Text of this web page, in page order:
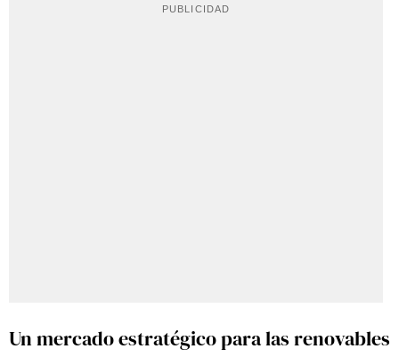
Un mercado estratégico para las renovables